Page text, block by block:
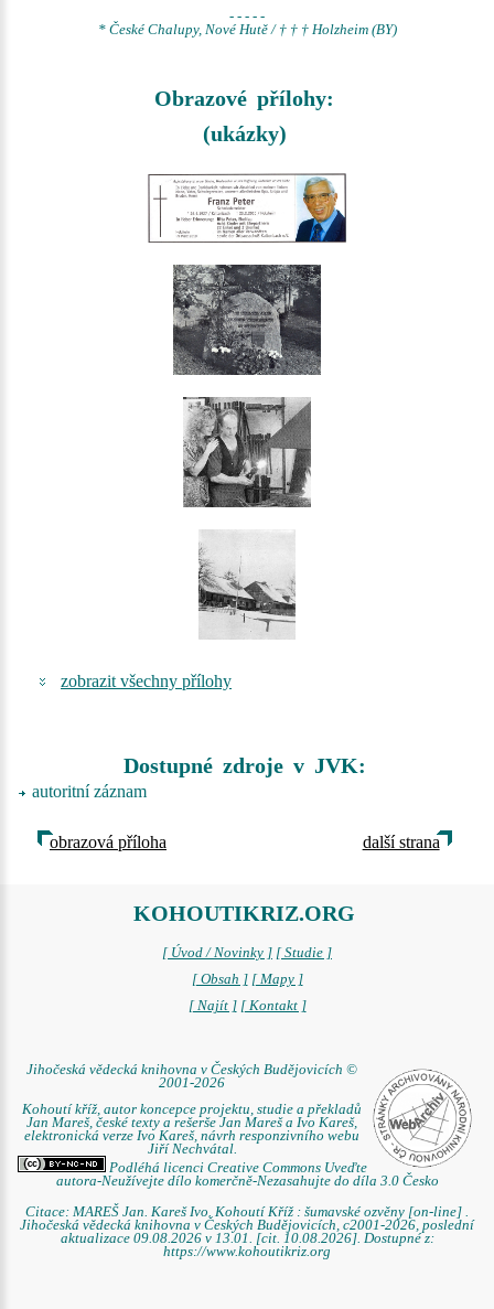
- - - - -
* České Chalupy, Nové Hutě / † † † Holzheim (BY)
Obrazové přílohy:
(ukázky)
zobrazit všechny přílohy
Dostupné zdroje v JVK:
autoritní záznam
obrazová příloha další strana
KOHOUTIKRIZ.ORG
[ Úvod / Novinky ] [ Studie ]
[ Obsah ] [ Mapy ]
[ Najít ] [ Kontakt ]
Jihočeská vědecká knihovna v Českých Budějovicích ©
2001-2026
Kohoutí kříž, autor koncepce projektu, studie a překladů
Jan Mareš, české texty a rešerše Jan Mareš a Ivo Kareš,
elektronická verze Ivo Kareš, návrh responzivního webu
Jiří Nechvátal.
Podléhá licenci Creative Commons Uveďte
autora-Neužívejte dílo komerčně-Nezasahujte do díla 3.0 Česko
Citace: MAREŠ Jan. Kareš Ivo. Kohoutí Kříž : šumavské ozvěny [on-line] .
Jihočeská vědecká knihovna v Českých Budějovicích, c2001-2026, poslední
aktualizace 09.08.2026 v 13.01. [cit. 10.08.2026]. Dostupné z:
https://www.kohoutikriz.org